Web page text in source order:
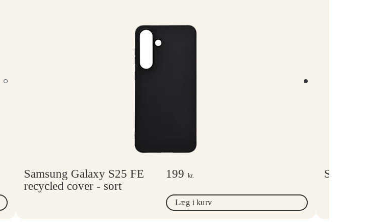
Samsung Galaxy S25 FE
recycled cover - sort
199 kr.
Læg i kurv